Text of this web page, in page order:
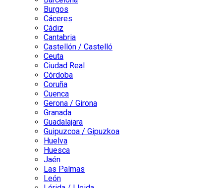
Burgos
Cáceres
Cádiz
Cantabria
Castellón / Castelló
Ceuta
Ciudad Real
Córdoba
Coruña
Cuenca
Gerona / Girona
Granada
Guadalajara
Guipuzcoa / Gipuzkoa
Huelva
Huesca
Jaén
Las Palmas
León